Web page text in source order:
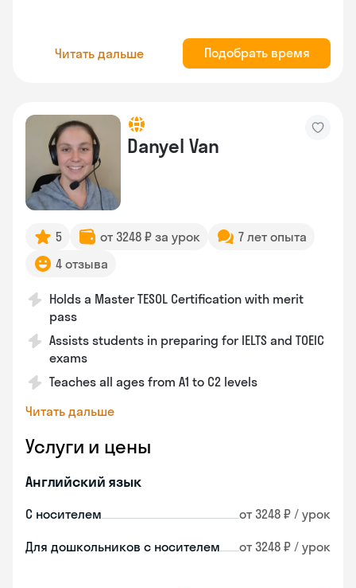
Читать дальше Подобрать время
Danyel Van
5 от 3248 ₽ за урок
7 лет опыта
4 отзыва
Holds a Master TESOL Certification with merit
pass
Assists students in preparing for IELTS and TOEIC
exams
Teaches all ages from A1 to C2 levels
Читать дальше
Услуги и цены
Английский язык
С носителем от 3248 ₽ / урок
Для дошкольников с носителем от 3248 ₽ / урок